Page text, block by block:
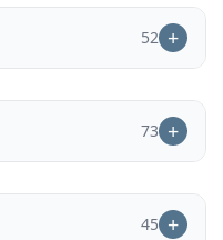
52
73
45